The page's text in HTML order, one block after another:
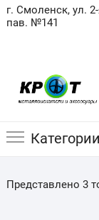
Skip
to
г. Смоленск, ул.
пав. №141
Представлено 3